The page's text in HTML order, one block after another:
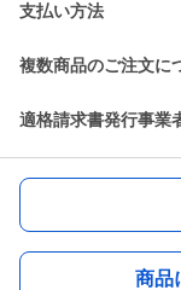
支払い方法
複数商品のご注文に
適格請求書発行事業
商品